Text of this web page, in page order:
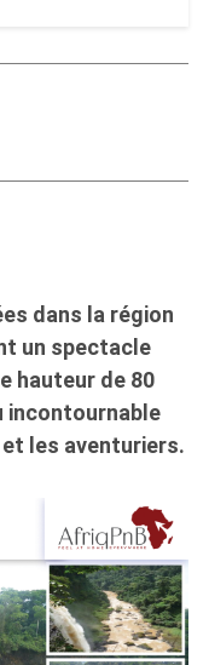
dans la région
un spectacle
hauteur de 80
incontournable
les aventuriers.